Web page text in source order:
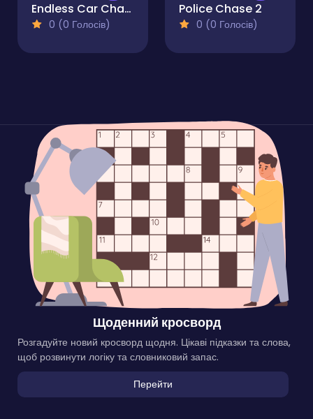
Endless Car Chase
0 (0 Голосів)
Police Chase 2
0 (0 Голосів)
Щоденний кросворд
Розгадуйте новий кросворд щодня. Цікаві підказки та слова,
щоб розвинути логіку та словниковий запас.
Перейти